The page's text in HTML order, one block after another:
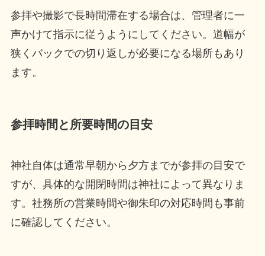
参拝や撮影で長時間滞在する場合は、管理者に一
声かけて指示に従うようにしてください。道幅が
狭くバックでの切り返しが必要になる場所もあり
ます。
参拝時間と所要時間の目安
神社自体は通常早朝から夕方までが参拝の目安で
すが、具体的な開閉時間は神社によって異なりま
す。社務所の営業時間や御朱印の対応時間も事前
に確認してください。